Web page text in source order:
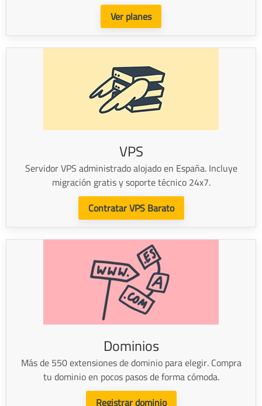
Ver planes
VPS
Servidor VPS administrado alojado en España. Incluye
migración gratis y soporte técnico 24x7.
Contratar VPS Barato
Dominios
Más de 550 extensiones de dominio para elegir. Compra
tu dominio en pocos pasos de forma cómoda.
Registrar dominio